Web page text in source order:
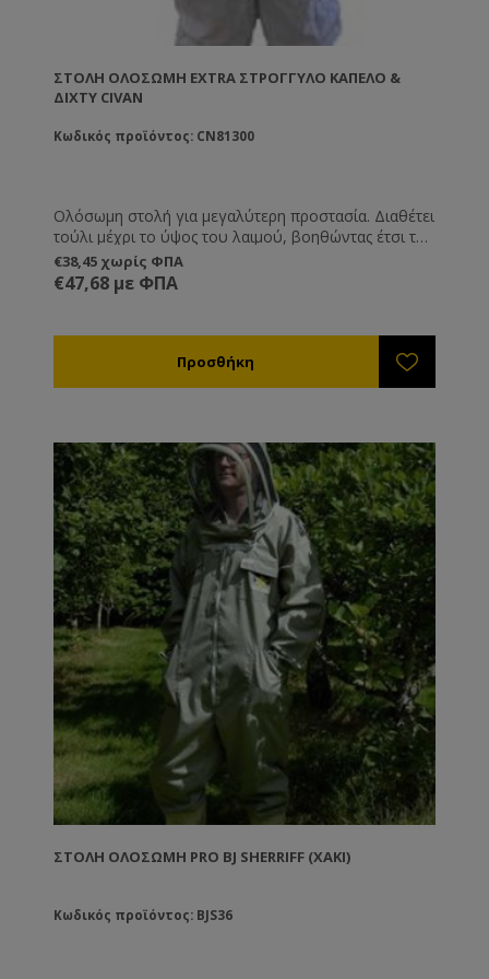
ΣΤΟΛΉ ΟΛΌΣΩΜΗ EXTRA ΣΤΡΌΓΓΥΛΟ ΚΑΠΈΛΟ &
ΔΊΧΤΥ CIVAN
Κωδικός προϊόντος: CN81300
Ολόσωμη στολή για μεγαλύτερη προστασία. Διαθέτει
τούλι μέχρι το ύψος του λαιμού, βοηθώντας έτσι το
μελισσοκόμο να μπορεί να βλέπει καλύτερα κατά την
επιθεώρηση του μελισσιού. Διατίθεται σε μεγέθη L,
XL και XXL.
€38,45 χωρίς ΦΠΑ
€47,68 με ΦΠΑ
ΣΤΟΛΉ ΟΛΌΣΩΜΗ PRO BJ SHERRIFF (ΧΑΚΊ)
Κωδικός προϊόντος: BJS36